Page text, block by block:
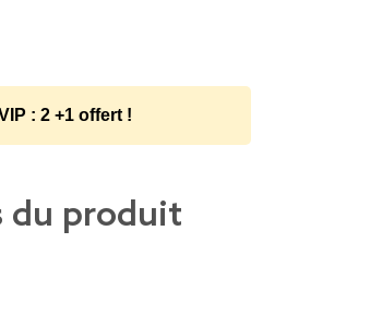
: 2 +1 offert !
du produit